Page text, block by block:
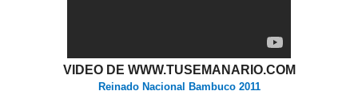
VIDEO DE WWW.TUSEMANARIO.COM
Reinado Nacional Bambuco 2011